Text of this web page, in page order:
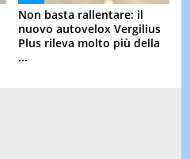
Non basta rallentare: il
nuovo autovelox Vergilius
Plus rileva molto più della
...